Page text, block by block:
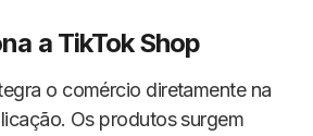
a TikTok Shop
o comércio diretamente na
Os produtos surgem